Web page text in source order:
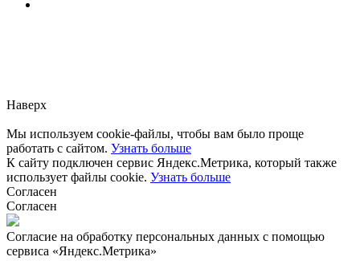
Наверх
Мы используем cookie-файлы, чтобы вам было проще
работать с сайтом. Узнать больше
К сайту подключен сервис Яндекс.Метрика, который также
использует файлы cookie. Узнать больше
Согласен
Согласен
Согласие на обработку персональных данных с помощью
сервиса «Яндекс.Метрика»